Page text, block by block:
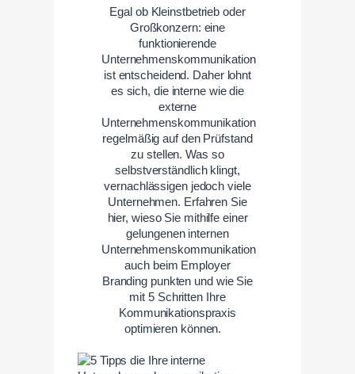
Egal ob Kleinstbetrieb oder
Großkonzern: eine
funktionierende
Unternehmenskommunikation
ist entscheidend. Daher lohnt
es sich, die interne wie die
externe
Unternehmenskommunikation
regelmäßig auf den Prüfstand
zu stellen. Was so
selbstverständlich klingt,
vernachlässigen jedoch viele
Unternehmen. Erfahren Sie
hier, wieso Sie mithilfe einer
gelungenen internen
Unternehmenskommunikation
auch beim Employer
Branding punkten und wie Sie
mit 5 Schritten Ihre
Kommunikationspraxis
optimieren können.